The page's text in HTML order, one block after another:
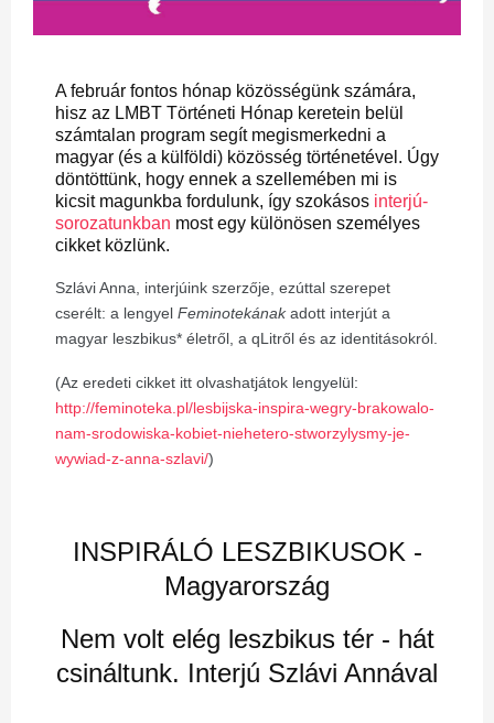
A február fontos hónap közösségünk számára,
hisz az LMBT Történeti Hónap keretein belül
számtalan program segít megismerkedni a
magyar (és a külföldi) közösség történetével. Úgy
döntöttünk, hogy ennek a szellemében mi is
kicsit magunkba fordulunk, így szokásos interjú-
sorozatunkban most egy különösen személyes
cikket közlünk.
Szlávi Anna, interjúink szerzője, ezúttal szerepet
cserélt: a lengyel Feminotekánakadott interjút a
magyar leszbikus* életről, a qLitről és az identitásokról.
(Az eredeti cikket itt olvashatjátok lengyelül:
http://feminoteka.pl/lesbijska-inspira-wegry-brakowalo-
nam-srodowiska-kobiet-niehetero-stworzylysmy-je-
wywiad-z-anna-szlavi/)
INSPIRÁLÓ LESZBIKUSOK -
Magyarország
Nem volt elég leszbikus tér - hát
csináltunk. Interjú Szlávi Annával